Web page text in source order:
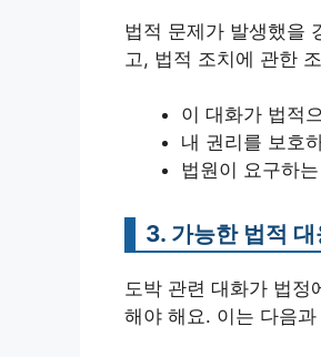
법적 문제가 발생했을
고, 법적 조치에 관한
이 대화가 법적
내 권리를 보호
법원이 요구하
3. 가능한 법적
도박 관련 대화가 법정
해야 해요. 이는 다음